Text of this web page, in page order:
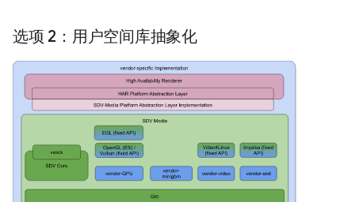
选项 2：用户空间库抽象化